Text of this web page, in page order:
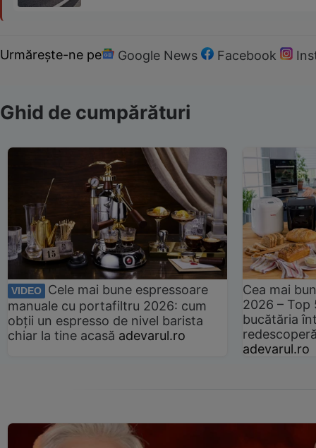
Urmărește-ne pe Google News Facebook
Ghid de cumpărături
VIDEO
Cele mai bune espressoare
manuale cu portafiltru 2026: cum
obții un espresso de nivel barista
chiar la tine acasă adevarul.ro
Cea mai
2026 –
bucătăria
adevarul.ro